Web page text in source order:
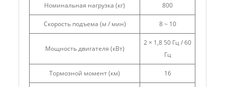
Номинальная нагрузка (кг) 800
Скорость подъема (м / мин) 8 ~ 10
Мощность двигателя (кВт)
2 × 1,8 50 Гц / 60
Гц
Тормозной момент (км) 16